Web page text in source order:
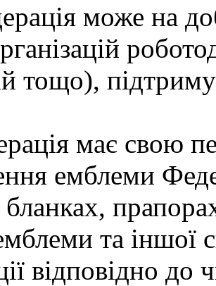
може на
тощо),
має свою
емблеми
бланках,
та іншої
відповідно до